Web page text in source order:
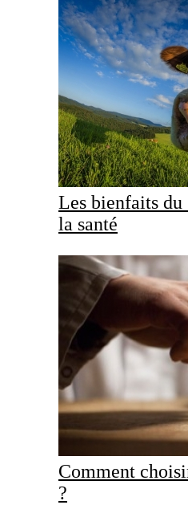
Les bienfaits
la santé
Comment
?